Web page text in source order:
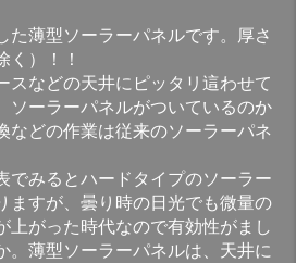
た薄型ソーラーパネルです。厚さ
く）！！
スなどの天井にピッタリ這わせて
ソーラーパネルがついているのか
などの作業は従来のソーラーパネ
でみるとハードタイプのソーラー
ますが、曇り時の日光でも微量の
上がった時代なので有効性がまし
。薄型ソーラーパネルは、天井に